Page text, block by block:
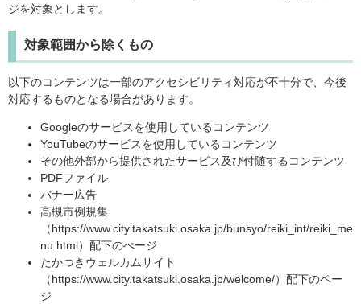
ジを対象とします。
対象範囲から除くもの
以下のコンテンツは一部のアクセシビリティ対応が不十分で、今後
対応するものとなる場合があります。
Googleのサービスを使用しているコンテンツ
YouTubeのサービスを使用しているコンテンツ
その他外部から提供されたサービス及び付随するコンテンツ
PDFファイル
バナー広告
高槻市例規集
（https://www.city.takatsuki.osaka.jp/bunsyo/reiki_int/reiki_me
nu.html）配下のぺージ
たかつきウェルカムサイト
（https://www.city.takatsuki.osaka.jp/welcome/）配下のペー
ジ